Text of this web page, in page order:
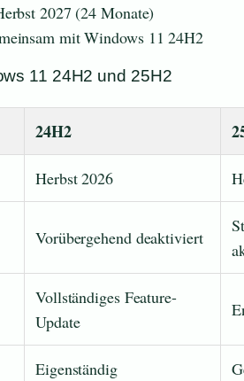
2027 (24 Monate)
mit Windows 11 24H2
11 24H2 und 25H2
24H2
Herbst 2026
Vorübergehend deaktiviert
Vollständiges Feature-
Update
Eigenständig